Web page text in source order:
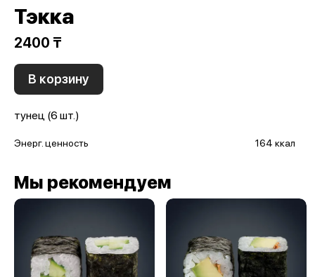
Тэкка
2400 ₸
В корзину
тунец (6 шт.)
Энерг. ценность 164 ккал
Мы рекомендуем